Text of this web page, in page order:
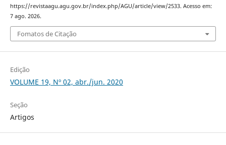
https://revistaagu.agu.gov.br/index.php/AGU/article/view/2533. Acesso em:
7 ago. 2026.
Fomatos de Citação
Edição
VOLUME 19, Nº 02, abr./jun. 2020
Seção
Artigos